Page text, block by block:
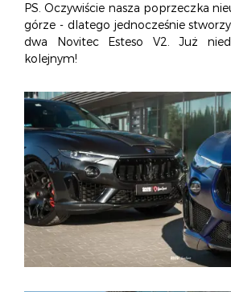
PS. Oczywiście nasza poprzeczka
górze - dlatego jednocześnie
dwa Novitec Esteso V2. Już
kolejnym!